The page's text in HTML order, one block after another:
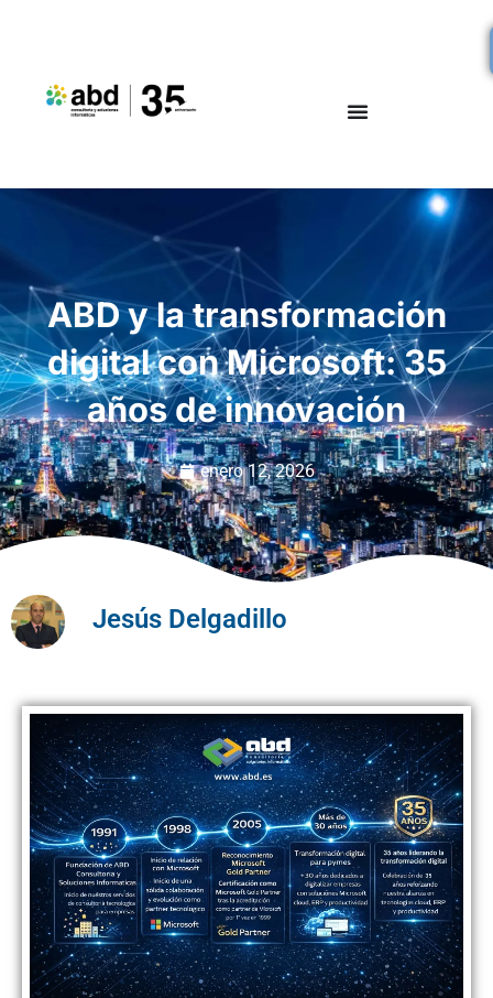
ABD y la transformación
digital con Microsoft: 35
años de innovación
enero 12, 2026
Jesús Delgadillo